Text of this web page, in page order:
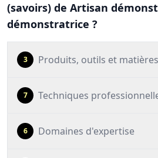
(savoirs) de Artisan
démonstratrice ?
3 Produits, outils et matières
7 Techniques
6 Domaines d'expertise